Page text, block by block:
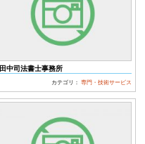
田中司法書士事務所
カテゴリ：専門・技術サービス